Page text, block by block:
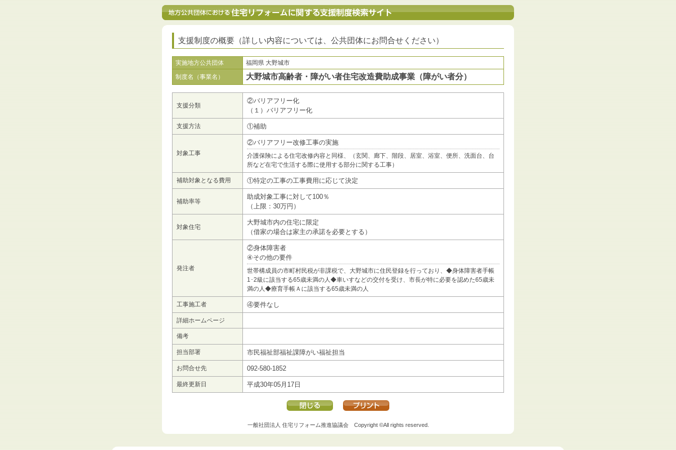
支援制度の概要（詳しい内容については、公共団体にお問合せください）
実施地方公共団体
福岡県 大野城市
制度名（事業名）
大野城市高齢者・障がい者住宅改造費助成事業（障がい者分）
支援分類
②バリアフリー化
（１）バリアフリー化
支援方法 ①補助
対象工事
②バリアフリー改修工事の実施
介護保険による住宅改修内容と同様、（玄関、廊下、階段、居室、浴室、便所、洗面台、台
所など在宅で生活する際に使用する部分に関する工事）
補助対象となる費用 ①特定の工事の工事費用に応じて決定
補助率等
助成対象工事に対して100％
（上限：30万円）
対象住宅
大野城市内の住宅に限定
（借家の場合は家主の承諾を必要とする）
発注者
②身体障害者
④その他の要件
世帯構成員の市町村民税が非課税で、大野城市に住民登録を行っており、◆身体障害者手帳
1･2級に該当する65歳未満の人◆車いすなどの交付を受け、市長が特に必要を認めた65歳未
満の人◆療育手帳Ａに該当する65歳未満の人
工事施工者 ④要件なし
詳細ホームページ
備考
担当部署 市民福祉部福祉課障がい福祉担当
お問合せ先 092-580-1852
最終更新日 平成30年05月17日
一般社団法人 住宅リフォーム推進協議会Copyright ©All rights reserved.